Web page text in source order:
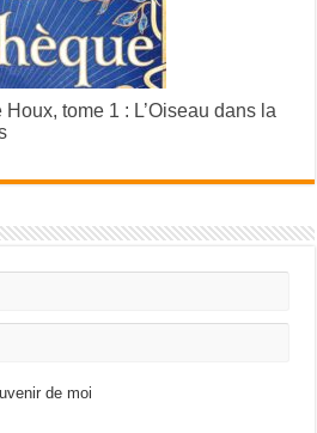
tome 1 : L’Oiseau dans la
de moi